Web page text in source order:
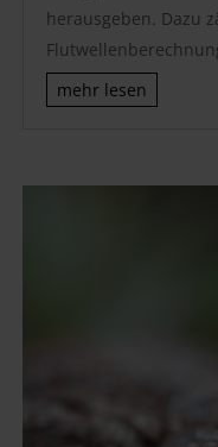
herausgeben. Dazu
mehr lesen